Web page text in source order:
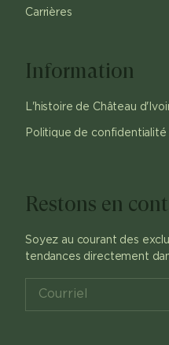
Carrières
Information
L'histoire de Château
Politique de confidentialité
Restons en
Soyez au courant des
tendances directement